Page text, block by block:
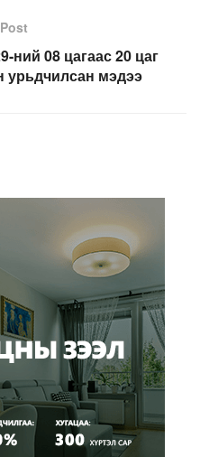
ний 08 цагаас 20 цаг
урьдчилсан мэдээ